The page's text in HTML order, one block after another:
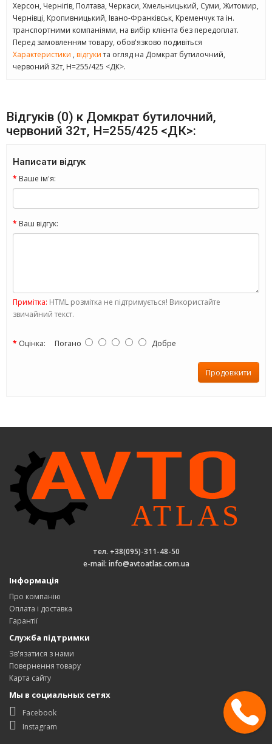
Херсон, Чернігів, Полтава, Черкаси, Хмельницький, Суми, Житомир,
Чернівці, Кропивницький, Івано-Франківськ, Кременчук та ін.
транспортними компаніями, на вибір клієнта без передоплат.
Перед замовленням товару, обов'язково подивіться
Характеристики , відгукита огляд на Домкрат бутилочний,
червоний 32т, H=255/425 <ДК>.
Відгуків (0) к Домкрат бутилочний,
червоний 32т, H=255/425 <ДК>:
Написати відгук
Ваше ім'я:
Ваш відгук:
Примітка: HTML розмітка не підтримується! Використайте
звичайний текст.
Оцінка: Погано Добре
Продовжити
тел. +38(095)-311-48-50
e-mail: info@avtoatlas.com.ua
Інформація
Про компанію
Оплата і доставка
Гарантії
Служба підтримки
Зв'язатися з нами
Повернення товару
Карта сайту
Мы в социальных сетях
Facebook
Instagram